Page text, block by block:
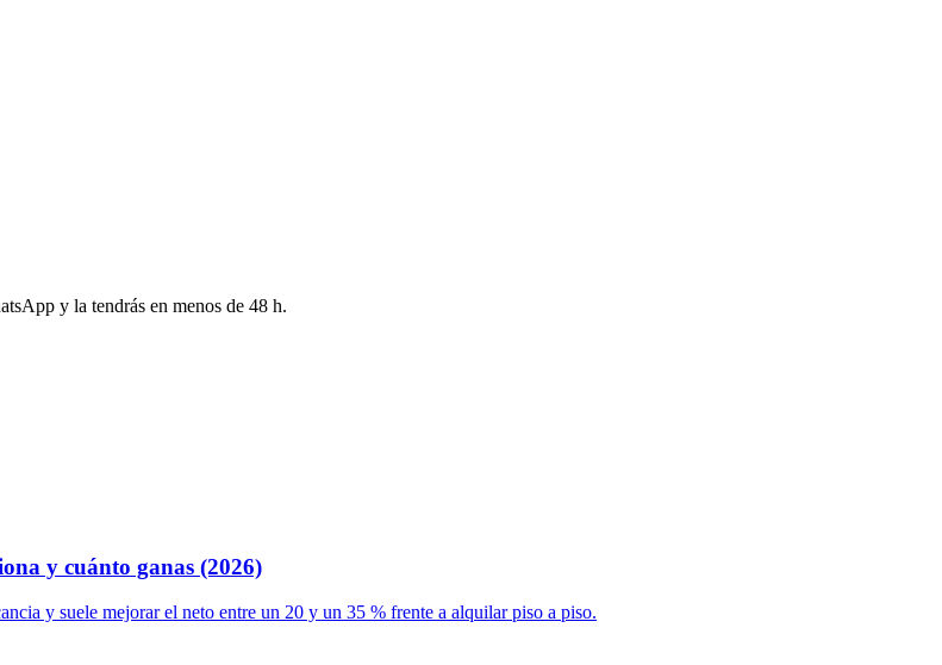
y la tendrás en menos de 48 h.
y cuánto ganas (2026)
y suele mejorar el neto entre un 20 y un 35 % frente a alquilar piso a piso.